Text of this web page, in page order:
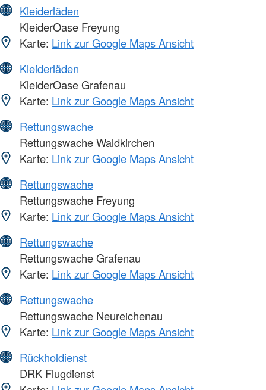
Kleiderläden
KleiderOase Freyung
Karte: Link zur Google Maps Ansicht
Kleiderläden
KleiderOase Grafenau
Karte: Link zur Google Maps Ansicht
Rettungswache
Rettungswache Waldkirchen
Karte: Link zur Google Maps Ansicht
Rettungswache
Rettungswache Freyung
Karte: Link zur Google Maps Ansicht
Rettungswache
Rettungswache Grafenau
Karte: Link zur Google Maps Ansicht
Rettungswache
Rettungswache Neureichenau
Karte: Link zur Google Maps Ansicht
Rückholdienst
DRK Flugdienst